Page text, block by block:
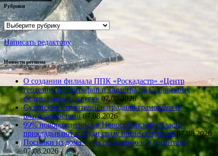
Рубрики
Рубрики
Написать редактору
Новости региона
О создании филиала ППК «Роскадастр» «Центр
геодезии, картографии и кадастра по Сибирскому
федеральному округу» 07.08.2026
Сузунских строителей наградили грамотами и
благодарностями 07.08.2026
99% новорожденных в Новосибирской области
прикладывают к груди сразу после рождения 07.08.2026
Посылки из дома — на передовую и в госпиталь
07.08.2026